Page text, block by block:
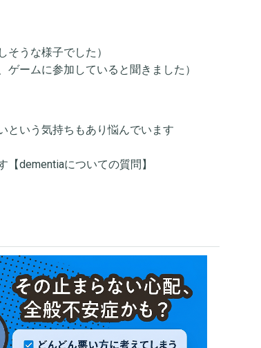
うな様子でした）
ームに参加していると聞きました）
という気持ちもあり悩んでいます
dementiaについての質問】